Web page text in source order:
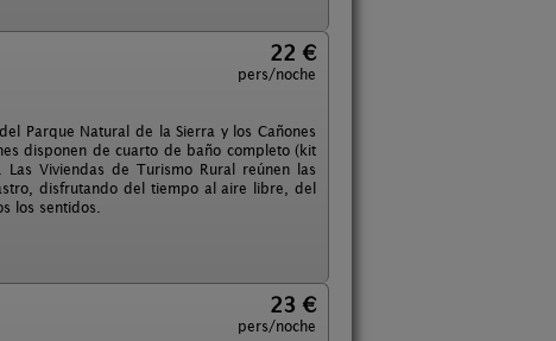
22 €
pers/noche
Parque Natural de la Sierra y los Cañones
disponen de cuarto de baño completo (kit
Viviendas de Turismo Rural reúnen las
disfrutando del tiempo al aire libre, del
los sentidos.
23 €
pers/noche